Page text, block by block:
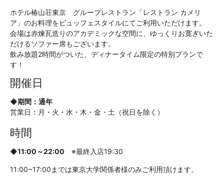
ホテル椿山荘東京 グループレストラン「レストラン カメリ
ア」のお料理をビュッフェスタイルにてご利用いただけます。
会場は赤煉瓦造りのアカデミックな空間に、ゆっくりお寛ぎいた
だけるソファー席もございます。
飲み放題2時間がついた、ディナータイム限定の特別プランで
す！
開催日
◆期間：通年
営業日：月・火・水・木・金・土（祝日を除く）
時間
◆11:00～22:00 ※最終入店19:30
11:00~17:00までは東京大学関係者様のみご利用頂けます。